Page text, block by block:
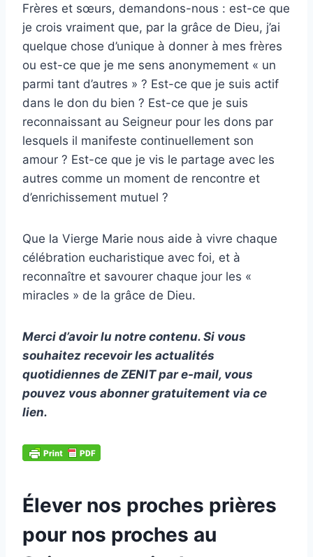
Frères et sœurs, demandons-nous : est-ce que
je crois vraiment que, par la grâce de Dieu, j’ai
quelque chose d’unique à donner à mes frères
ou est-ce que je me sens anonymement « un
parmi tant d’autres » ? Est-ce que je suis actif
dans le don du bien ? Est-ce que je suis
reconnaissant au Seigneur pour les dons par
lesquels il manifeste continuellement son
amour ? Est-ce que je vis le partage avec les
autres comme un moment de rencontre et
d’enrichissement mutuel ?
Que la Vierge Marie nous aide à vivre chaque
célébration eucharistique avec foi, et à
reconnaître et savourer chaque jour les «
miracles » de la grâce de Dieu.
Merci d’avoir lu notre contenu. Si vous
souhaitez recevoir les actualités
quotidiennes de ZENIT par e-mail, vous
pouvez vous abonner gratuitement via ce
lien.
Élever nos proches prières
pour nos proches au